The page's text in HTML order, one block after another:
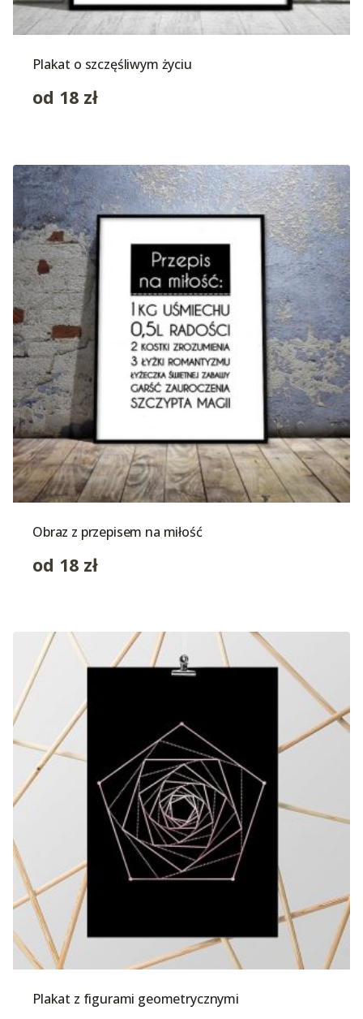
Plakat o szczęśliwym życiu
od 18 zł
Obraz z przepisem na miłość
od 18 zł
Plakat z figurami geometrycznymi